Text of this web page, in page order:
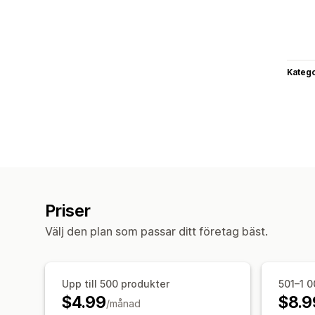
Priser
Välj den plan som passar ditt företag bäst.
Upp till 500 produkter
$4.99/månad
501–1